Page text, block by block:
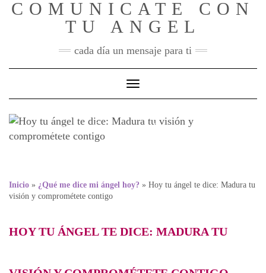
SkipCOMUNICATE CON
TU ANGEL
cada día un mensaje para ti
Toggle Navigation
Hoy tu ángel te dice:
comprométete contigo
Inicio » ¿Qué me dice mi ángel hoy? » Hoy tu ángel te dice: Madura tu
visión y comprométete contigo
HOY TU ÁNGEL TE DICE: MADURA TU